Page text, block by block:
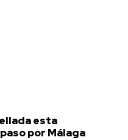
esta
por Málaga